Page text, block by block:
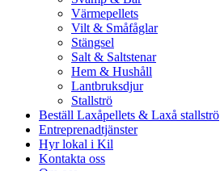
Värmepellets
Vilt & Småfåglar
Stängsel
Salt & Saltstenar
Hem & Hushåll
Lantbruksdjur
Stallströ
Beställ Laxåpellets & Laxå stallströ
Entreprenadtjänster
Hyr lokal i Kil
Kontakta oss